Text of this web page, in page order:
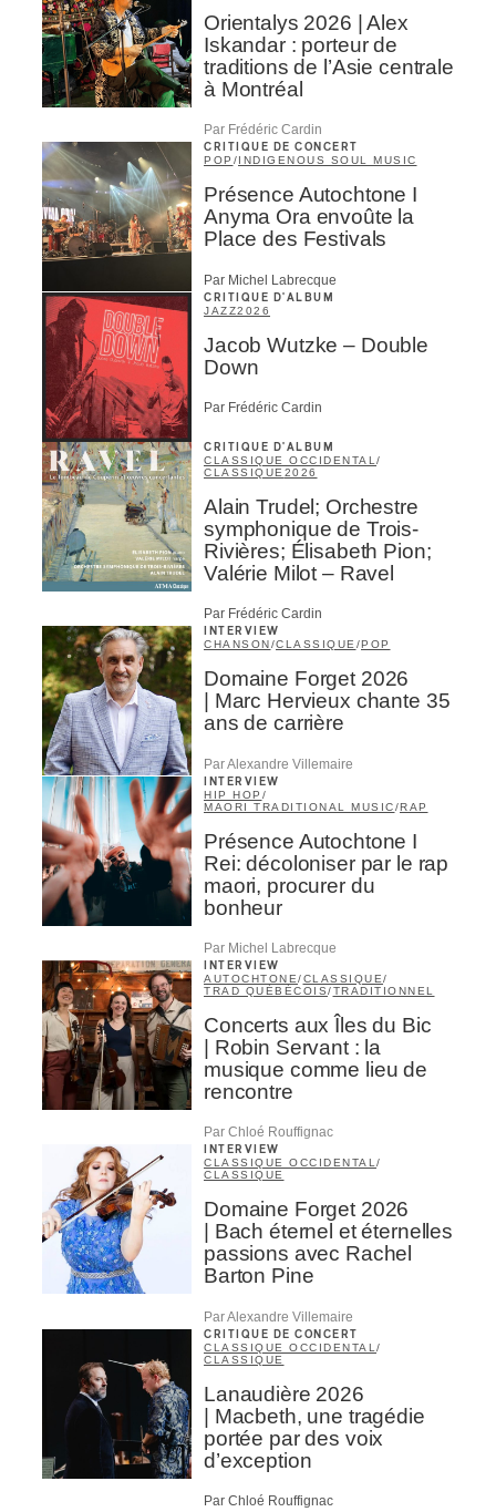
Orientalys 2026 | Alex
Iskandar : porteur de
traditions de l’Asie centrale
à Montréal
Par Frédéric Cardin
CRITIQUE DE CONCERT
POP /INDIGENOUS SOUL MUSIC
Présence Autochtone I
Anyma Ora envoûte la
Place des Festivals
Par Michel Labrecque
CRITIQUE D'ALBUM
JAZZ2026
Jacob Wutzke – Double
Down
Par Frédéric Cardin
CRITIQUE D'ALBUM
CLASSIQUE OCCIDENTAL /
CLASSIQUE 2026
Alain Trudel; Orchestre
symphonique de Trois-
Rivières; Élisabeth Pion;
Valérie Milot – Ravel
Par Frédéric Cardin
INTERVIEW
CHANSON/CLASSIQUE /POP
Domaine Forget 2026
| Marc Hervieux chante 35
ans de carrière
Par Alexandre Villemaire
INTERVIEW
HIP HOP /
MAORI TRADITIONAL MUSIC/RAP
Présence Autochtone I
Rei: décoloniser par le rap
maori, procurer du
bonheur
Par Michel Labrecque
INTERVIEW
AUTOCHTONE/CLASSIQUE/
TRAD QUÉBÉCOIS/TRADITIONNEL
Concerts aux Îles du Bic
| Robin Servant : la
musique comme lieu de
rencontre
Par Chloé Rouffignac
INTERVIEW
CLASSIQUE OCCIDENTAL/
CLASSIQUE
Domaine Forget 2026
| Bach éternel et éternelles
passions avec Rachel
Barton Pine
Par Alexandre Villemaire
CRITIQUE DE CONCERT
CLASSIQUE OCCIDENTAL /
CLASSIQUE
Lanaudière 2026
| Macbeth, une tragédie
portée par des voix
d’exception
Par Chloé Rouffignac